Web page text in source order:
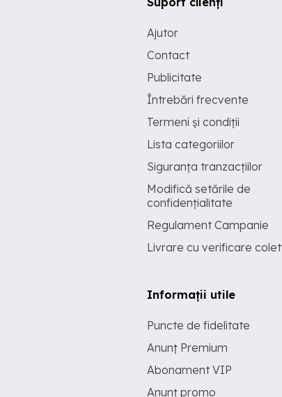
Ajutor
Contact
Publicitate
Întrebări frecvente
Termeni și condiții
Lista categoriilor
Siguranța tranzacțiilor
Modifică setările de
confidențialitate
Regulament Campanie
Livrare cu verificare colet
Informații utile
Puncte de fidelitate
Anunț Premium
Abonament VIP
Anunț promo